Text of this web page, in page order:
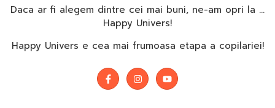
Daca ar fi alegem dintre cei mai buni, ne-am opri la …
Happy Univers!
Happy Univers e cea mai frumoasa etapa a copilariei!